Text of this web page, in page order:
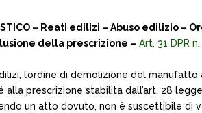
– Reati edilizi – Abuso
della prescrizione – Art. 31 DPR
l’ordine di demolizione del
alla prescrizione stabilita dall’art. 28
un atto dovuto, non è suscettibile di